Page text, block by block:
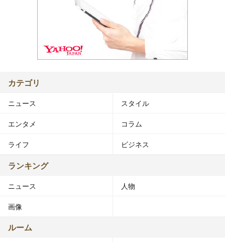
カテゴリ
ニュース スタイル
エンタメ コラム
ライフ ビジネス
ランキング
ニュース 人物
画像
ルーム